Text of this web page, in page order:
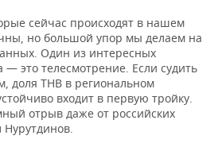
сейчас происходят в нашем
но большой упор мы делаем на
Один из интересных
— это телесмотрение. Если судить
доля ТНВ в региональном
входит в первую тройку.
отрыв даже от российских
Нурутдинов.